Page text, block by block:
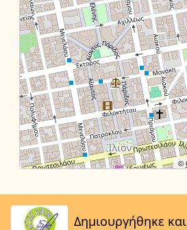
©
Δημιουργήθηκε